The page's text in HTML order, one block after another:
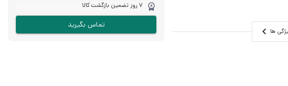
ها
7 روز تضمین بازگشت کالا
تماس بگیرید